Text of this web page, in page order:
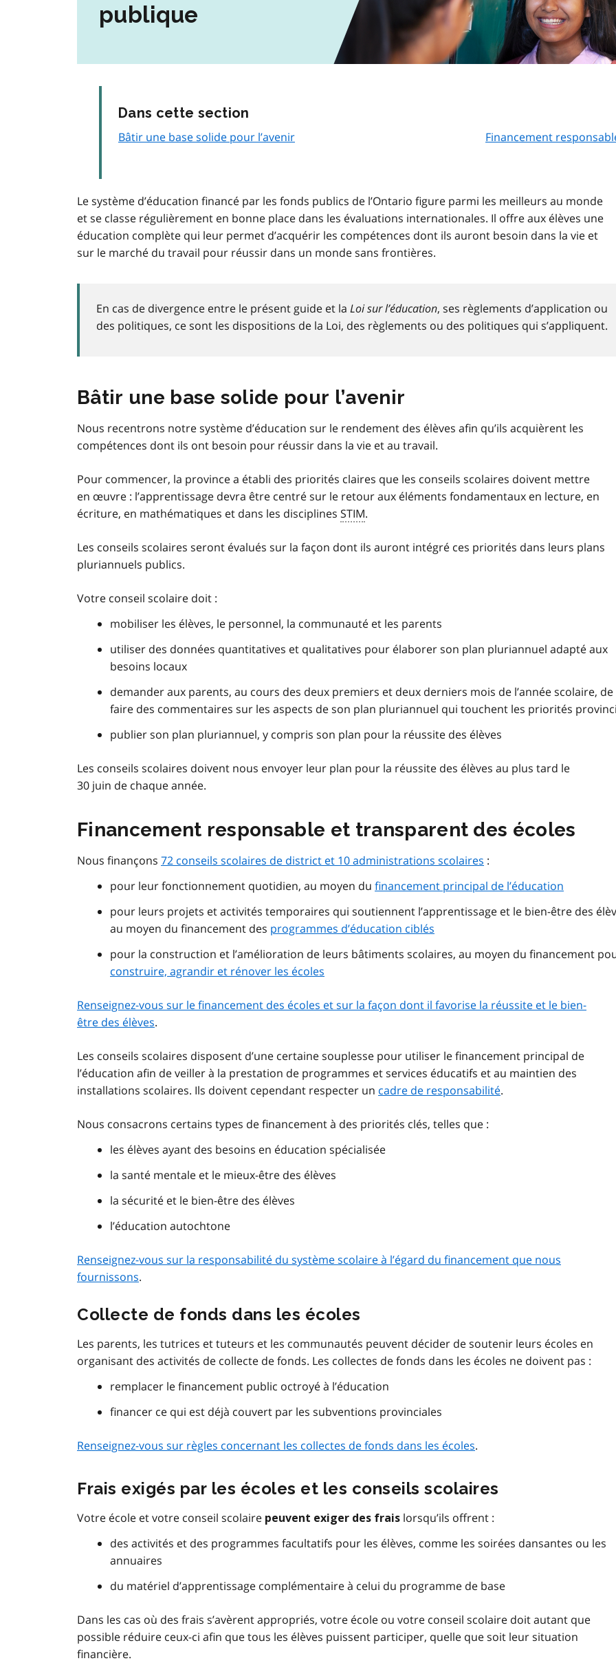
publique
Dans cette section
Bâtir une base solide pour l’avenir Financement
Le système d’éducation financé par les fonds publics de l’Ontario figure parmi les meilleurs au monde
et se classe régulièrement en bonne place dans les évaluations internationales. Il offre aux élèves une
éducation complète qui leur permet d’acquérir les compétences dont ils auront besoin dans la vie et
sur le marché du travail pour réussir dans un monde sans frontières.
En cas de divergence entre le présent guide et la Loi sur l’éducation, ses règlements d’application ou
des politiques, ce sont les dispositions de la Loi, des règlements ou des politiques qui s’appliquent.
Bâtir une base solide pour l’avenir
Nous recentrons notre système d’éducation sur le rendement des élèves afin qu’ils acquièrent les
compétences dont ils ont besoin pour réussir dans la vie et au travail.
Pour commencer, la province a établi des priorités claires que les conseils scolaires doivent mettre
en œuvre : l’apprentissage devra être centré sur le retour aux éléments fondamentaux en lecture, en
écriture, en mathématiques et dans les disciplines STIM.
Les conseils scolaires seront évalués sur la façon dont ils auront intégré ces priorités dans leurs plans
pluriannuels publics.
Votre conseil scolaire doit :
mobiliser les élèves, le personnel, la communauté et les parents
utiliser des données quantitatives et qualitatives pour élaborer son plan pluriannuel adapté aux
besoins locaux
demander aux parents, au cours des deux premiers et deux derniers mois de l’année scolaire, de
faire des commentaires sur les aspects de son plan pluriannuel qui touchent les priorités
publier son plan pluriannuel, y compris son plan pour la réussite des élèves
Les conseils scolaires doivent nous envoyer leur plan pour la réussite des élèves au plus tard le
30 juin de chaque année.
Financement responsable et transparent des écoles
Nous finançons 72 conseils scolaires de district et 10 administrations scolaires :
pour leur fonctionnement quotidien, au moyen du financement principal de l’éducation
pour leurs projets et activités temporaires qui soutiennent l’apprentissage et le bien-être des
au moyen du financement des programmes d’éducation ciblés
pour la construction et l’amélioration de leurs bâtiments scolaires, au moyen du financement
construire, agrandir et rénover les écoles
Renseignez-vous sur le financement des écoles et sur la façon dont il favorise la réussite et le bien-
être des élèves.
Les conseils scolaires disposent d’une certaine souplesse pour utiliser le financement principal de
l’éducation afin de veiller à la prestation de programmes et services éducatifs et au maintien des
installations scolaires. Ils doivent cependant respecter un cadre de responsabilité.
Nous consacrons certains types de financement à des priorités clés, telles que :
les élèves ayant des besoins en éducation spécialisée
la santé mentale et le mieux-être des élèves
la sécurité et le bien-être des élèves
l’éducation autochtone
Renseignez-vous sur la responsabilité du système scolaire à l’égard du financement que nous
fournissons.
Collecte de fonds dans les écoles
Les parents, les tutrices et tuteurs et les communautés peuvent décider de soutenir leurs écoles en
organisant des activités de collecte de fonds. Les collectes de fonds dans les écoles ne doivent pas :
remplacer le financement public octroyé à l’éducation
financer ce qui est déjà couvert par les subventions provinciales
Renseignez-vous sur règles concernant les collectes de fonds dans les écoles.
Frais exigés par les écoles et les conseils scolaires
Votre école et votre conseil scolaire peuvent exiger des frais lorsqu’ils offrent :
des activités et des programmes facultatifs pour les élèves, comme les soirées dansantes ou les
annuaires
du matériel d’apprentissage complémentaire à celui du programme de base
Dans les cas où des frais s’avèrent appropriés, votre école ou votre conseil scolaire doit autant que
possible réduire ceux-ci afin que tous les élèves puissent participer, quelle que soit leur situation
financière.